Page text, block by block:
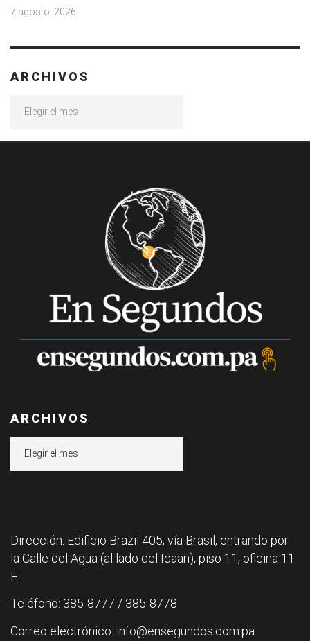
7 agosto, 2026
ARCHIVOS
ARCHIVOS
Dirección: Edificio Brazil 405, vía Brasil, entrando por
la Calle del Agua (al lado del Idaan), piso 11, oficina 11
F.
Teléfono: 385-8777 / 385-8778
Correo electrónico: info@ensegundos.com.pa